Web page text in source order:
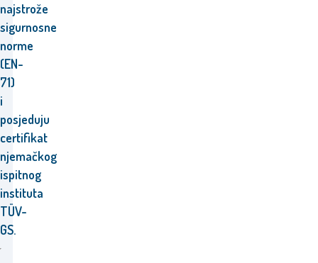
najstrože
sigurnosne
norme
(EN-
71)
i
posjeduju
certifikat
njemačkog
ispitnog
instituta
TÜV-
GS.